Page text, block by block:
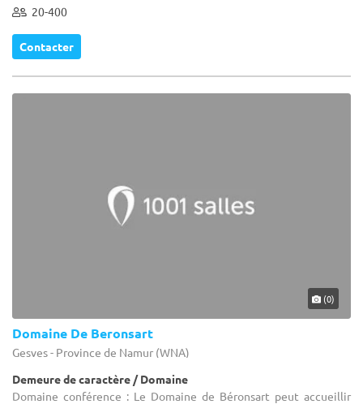
20-400
Contacter
(0)
Domaine De Beronsart
Gesves - Province de Namur (WNA)
Demeure de caractère / Domaine
Domaine conférence : Le Domaine de Béronsart peut accueillir